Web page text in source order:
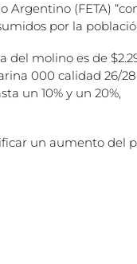
Argentino (FETA)
por la
molino es de
000 calidad 26/28
un 10% y un 20%,
un aumento del